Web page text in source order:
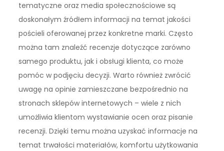
tematyczne oraz media społecznościowe są
doskonałym źródłem informacji na temat jakości
pościeli oferowanej przez konkretne marki. Często
można tam znaleźć recenzje dotyczące zarówno
samego produktu, jak i obsługi klienta, co może
pomóc w podjęciu decyzji. Warto również zwrócić
uwagę na opinie zamieszczane bezpośrednio na
stronach sklepów internetowych – wiele z nich
umożliwia klientom wystawianie ocen oraz pisanie
recenzji. Dzięki temu można uzyskać informacje na
temat trwałości materiałów, komfortu użytkowania